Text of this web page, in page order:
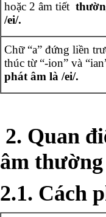
hoặc 2 âm tiết
/ei/.
Chữ “a” đứng liền
thúc từ “-ion” và
phát âm là /ei/.
2. Quan
âm
2.1. Cách